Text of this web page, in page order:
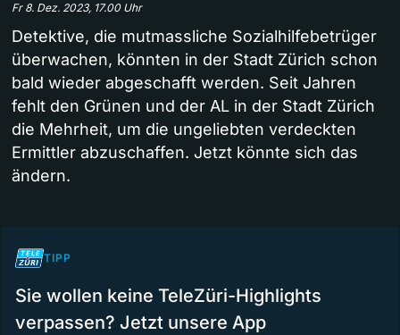
Fr 8. Dez. 2023, 17.00 Uhr
Detektive, die mutmassliche Sozialhilfebetrüger
überwachen, könnten in der Stadt Zürich schon
bald wieder abgeschafft werden. Seit Jahren
fehlt den Grünen und der AL in der Stadt Zürich
die Mehrheit, um die ungeliebten verdeckten
Ermittler abzuschaffen. Jetzt könnte sich das
ändern.
TIPP
Sie wollen keine TeleZüri-Highlights
verpassen? Jetzt unsere App